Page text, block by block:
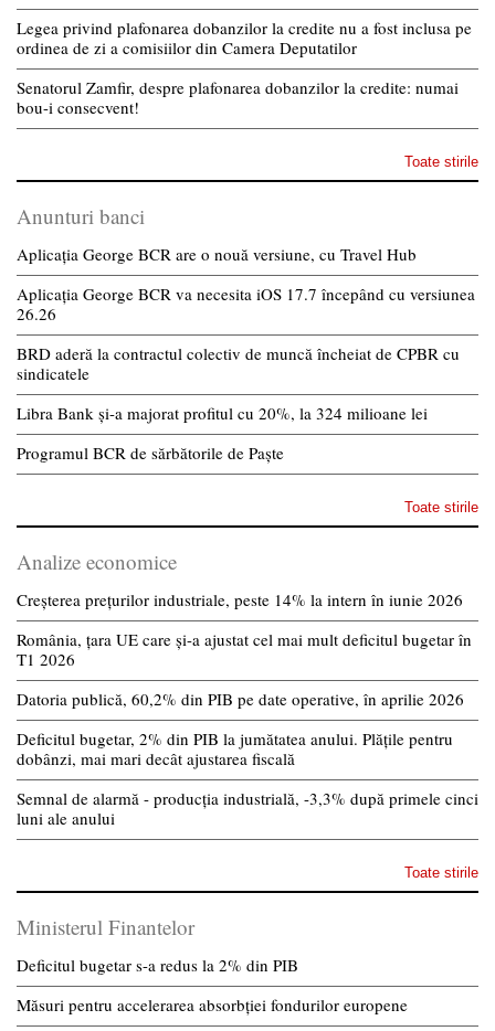
Legea privind plafonarea dobanzilor la credite nu a fost inclusa pe
ordinea de zi a comisiilor din Camera Deputatilor
Senatorul Zamfir, despre plafonarea dobanzilor la credite: numai
bou-i consecvent!
Toate stirile
Anunturi banci
Aplicația George BCR are o nouă versiune, cu Travel Hub
Aplicația George BCR va necesita iOS 17.7 începând cu versiunea
26.26
BRD aderă la contractul colectiv de muncă încheiat de CPBR cu
sindicatele
Libra Bank și-a majorat profitul cu 20%, la 324 milioane lei
Programul BCR de sărbătorile de Paște
Toate stirile
Analize economice
Creșterea prețurilor industriale, peste 14% la intern în iunie 2026
România, țara UE care și-a ajustat cel mai mult deficitul bugetar în
T1 2026
Datoria publică, 60,2% din PIB pe date operative, în aprilie 2026
Deficitul bugetar, 2% din PIB la jumătatea anului. Plățile pentru
dobânzi, mai mari decât ajustarea fiscală
Semnal de alarmă - producția industrială, -3,3% după primele cinci
luni ale anului
Toate stirile
Ministerul Finantelor
Deficitul bugetar s-a redus la 2% din PIB
Măsuri pentru accelerarea absorbției fondurilor europene